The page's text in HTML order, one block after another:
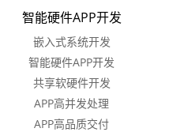
智能硬件APP开发
嵌入式系统开发
智能硬件APP开发
共享软硬件开发
APP高并发处理
APP高品质交付